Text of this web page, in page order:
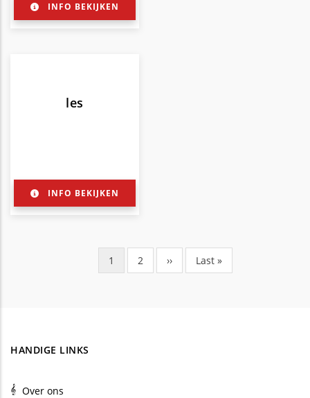
INFO BEKIJKEN
les
INFO BEKIJKEN
Huidige
pagina
1 Pagina
2
Volgende
pagina
››
Laatste
pagina
Last »
HANDIGE LINKS
Over ons